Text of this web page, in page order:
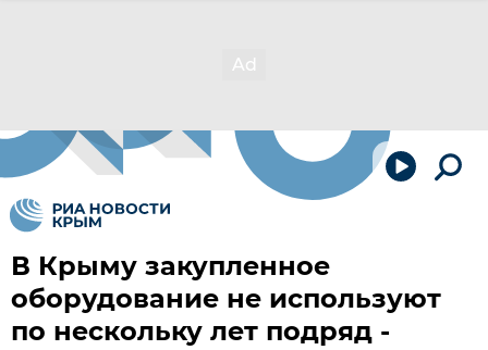
В Крыму закупленное
оборудование не используют
по нескольку лет подряд -